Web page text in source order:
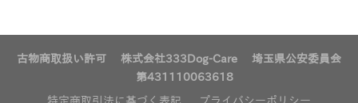
古物商取扱い許可 株式会社333Dog-Care 埼玉県公安委員会
第431110063618
特定商取引法に基づく表記 プライバシーポリシー